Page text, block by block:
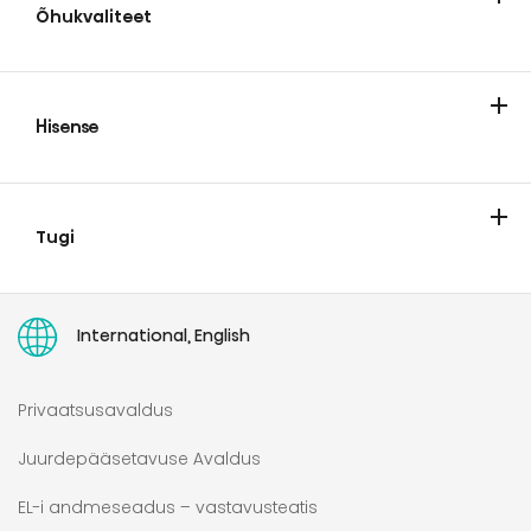
Õhukvaliteet
Hisense
Tugi
International, English
Privaatsusavaldus
Juurdepääsetavuse Avaldus
EL-i andmeseadus – vastavusteatis